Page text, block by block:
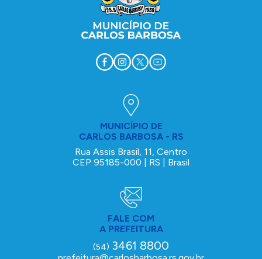
MUNICÍPIO DE
CARLOS BARBOSA - RS
Rua Assis Brasil, 11, Centro
CEP 95185-000 | RS | Brasil
FALE COM
A PREFEITURA
(54) 3461 8800